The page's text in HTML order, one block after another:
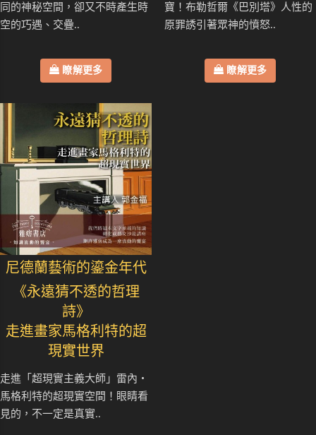
同的神秘空間，卻又不時產生時
空的巧遇、交疊..
瞭解更多
寶！布勒哲爾《巴別塔》人性的
原罪誘引著眾神的憤怒..
瞭解更多
尼德蘭藝術的鎏金年代
《永遠猜不透的哲理
詩》
走進畫家馬格利特的超
現實世界
走進「超現實主義大師」雷內・
馬格利特的超現實空間！眼睛看
見的，不一定是真實..